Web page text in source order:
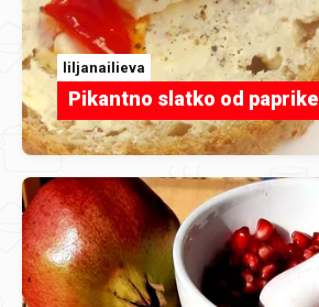
liljanailieva
Pikantno slatko od paprike